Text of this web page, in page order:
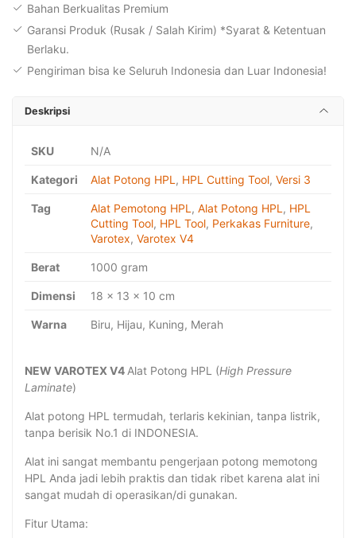
Bahan Berkualitas Premium
Garansi Produk (Rusak / Salah Kirim) *Syarat & Ketentuan
Berlaku.
Pengiriman bisa ke Seluruh Indonesia dan Luar Indonesia!
Deskripsi
SKU N/A
Kategori Alat Potong HPL , HPL Cutting Tool, Versi 3
Tag Alat Pemotong HPL , Alat Potong HPL , HPL
Cutting Tool, HPL Tool, Perkakas Furniture,
Varotex, Varotex V4
Berat 1000 gram
Dimensi 18 × 13 × 10 cm
Warna Biru, Hijau, Kuning, Merah
NEW VAROTEX V4 Alat Potong HPL (High Pressure
Laminate)
Alat potong HPL termudah, terlaris kekinian, tanpa listrik,
tanpa berisik No.1 di INDONESIA.
Alat ini sangat membantu pengerjaan potong memotong
HPL Anda jadi lebih praktis dan tidak ribet karena alat ini
sangat mudah di operasikan/di gunakan.
Fitur Utama: